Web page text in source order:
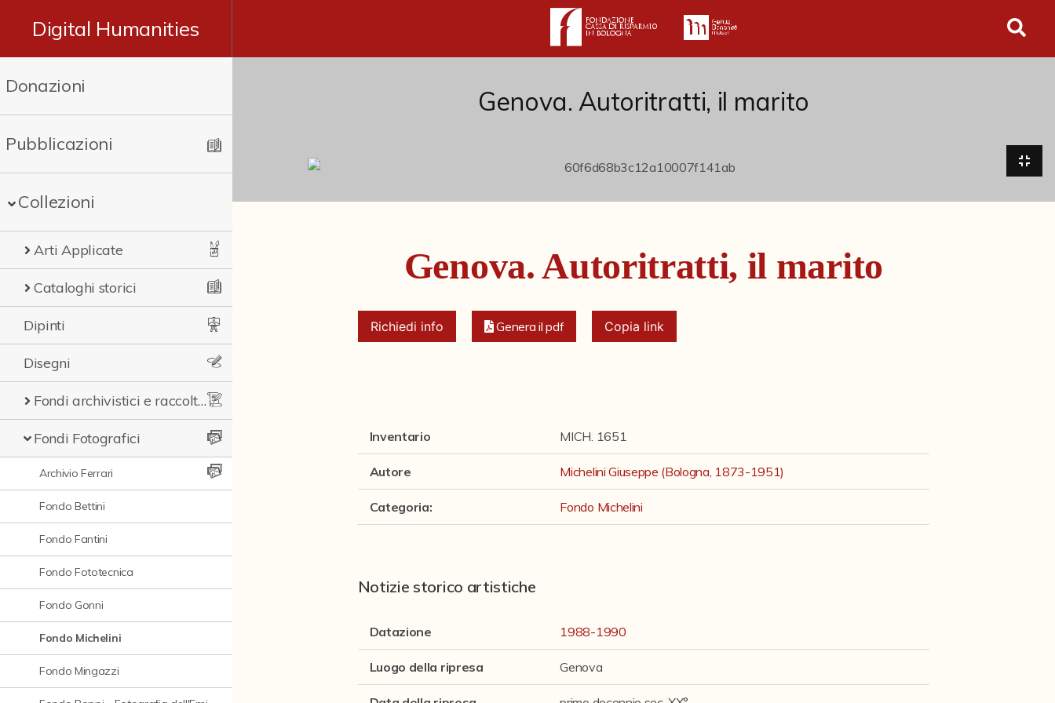
Digital Humanities
Donazioni
Pubblicazioni
Collezioni
Arti Applicate
Cataloghi storici
Dipinti
Disegni
Fondi archivistici e raccolte documentarie
Fondi Fotografici
Archivio Ferrari
Fondo Bettini
Fondo Fantini
Fondo Fototecnica
Fondo Gonni
Fondo Michelini
Fondo Mingazzi
Genova. Autoritratti, il marito
Genova. Autoritratti, il marito
Richiedi info Genera il pdf Copia link
Inventario MICH. 1651
Autore Michelini Giuseppe (Bologna, 1873-1951)
Categoria: Fondo Michelini
Notizie storico artistiche
Datazione 1988-1990
Luogo della ripresa Genova